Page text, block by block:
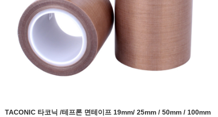
TACONIC 타코닉 /테프론 면테이프 19mm/ 25mm / 50mm / 100mm